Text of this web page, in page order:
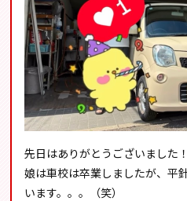
先日はありがとうございました！
娘は車校は卒業しましたが、平
います。。。（笑）